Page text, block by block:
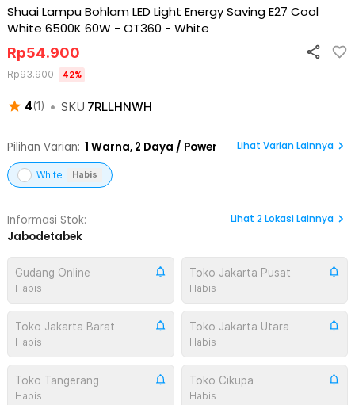
Shuai Lampu Bohlam LED Light Energy Saving E27 Cool
White 6500K 60W - OT360 - White
4(1) • SKU 7RLLHNWH
Rp54.900
Rp93.900 42%
Pilihan Varian: 1 Warna, 2 Daya / Power Lihat Varian Lainnya
White Habis
Informasi Stok:
Jabodetabek
Lihat 2Lokasi Lainnya
Gudang Online
Habis
Toko Jakarta Pusat
Habis
Toko Jakarta Barat
Habis
Toko Jakarta Utara
Habis
Toko Tangerang
Habis
Toko Cikupa
Habis